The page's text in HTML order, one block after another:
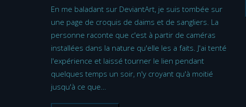
En me baladant sur DeviantArt, je suis tombée sur
une page de croquis de daims et de sangliers. La
personne raconte que c'est à partir de caméras
installées dans la nature qu'elle les a faits. J'ai tenté
l'expérience et laissé tourner le lien pendant
quelques temps un soir, n'y croyant qu'à moitié
jusqu'à ce que…